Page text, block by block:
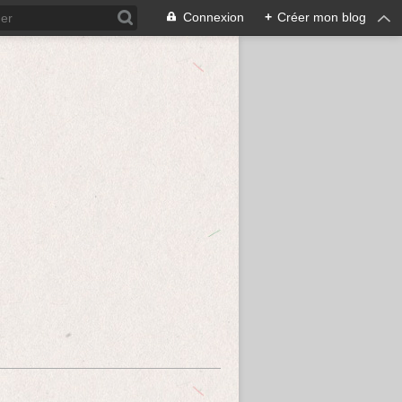
Connexion + Créer mon blog